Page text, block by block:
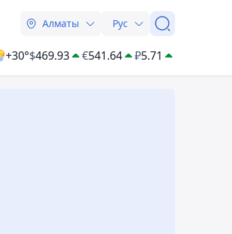
Алматы Рус
+30°$469.93 €541.64 ₽5.71